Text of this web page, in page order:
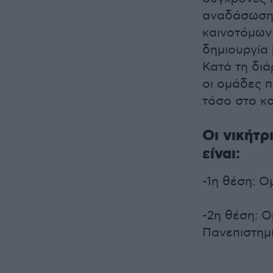
αναδάσωση
Κατά τη
οι ομάδες
τόσο στο
Οι
είναι:
-1η θέση:
-2η θέση: